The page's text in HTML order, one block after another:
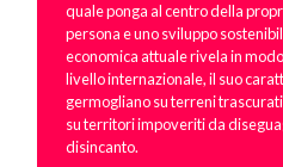
quale ponga al centro della
persona e uno sviluppo
economica attuale rivela in
livello internazionale, il suo
germogliano su terreni
su territori impoveriti da
disincanto.